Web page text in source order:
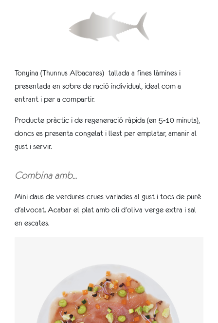
Tonyina (Thunnus Albacares) tallada a fines làmines i
presentada en sobre de ració individual, ideal com a
entrant i per a compartir.
Producte pràctic i de regeneració ràpida (en 5-10 minuts),
doncs es presenta congelat i llest per emplatar, amanir al
gust i servir.
Combina amb...
Mini daus de verdures crues variades al gust i tocs de puré
d'alvocat. Acabar el plat amb oli d'oliva verge extra i sal
en escates.